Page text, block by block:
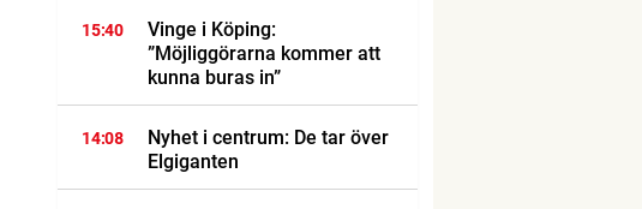
15:40
Vinge i Köping:
”Möjliggörarna kommer att
kunna buras in”
14:08
Nyhet i centrum: De tar över
Elgiganten